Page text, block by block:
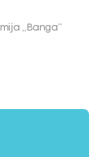
„Banga“